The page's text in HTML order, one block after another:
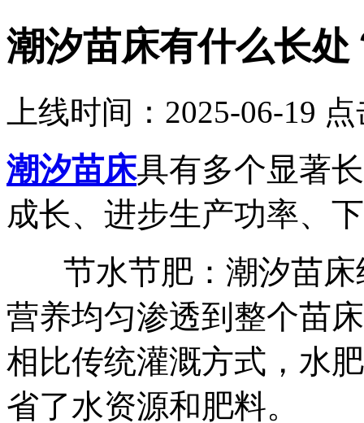
潮汐苗床有什么长处
上线时间：2025-06-19
潮汐苗床具有多个显著
成长、进步生产功率、
节水节肥：潮汐苗床
营养均匀渗透到整个苗
相比传统灌溉方式，水
省了水资源和肥料。